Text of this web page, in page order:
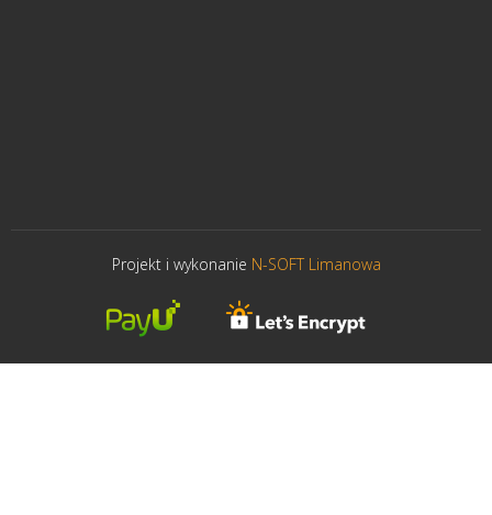
Projekt i wykonanie N-SOFT Limanowa